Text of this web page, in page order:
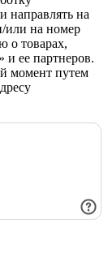
направлять на
или на номер
о товарах,
и ее партнеров.
момент путем